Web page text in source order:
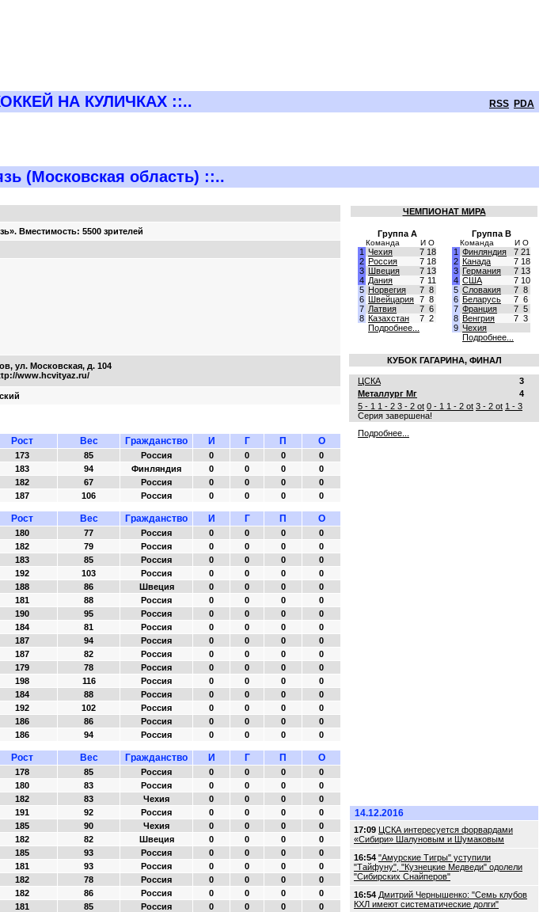
НА КУЛИЧКАХ ::.. RSS PDA
(Московская область) ::..
Вместимость: 5500 зрителей
ул. Московская, д. 104
www.hcvityaz.ru/
Рост Вес Гражданство И Г П О
173 85 Россия 0 0 0
0
183 94 Финляндия 0 0 0
0
182 67 Россия 0 0 0
0
187 106 Россия 0 0 0 0
Рост Вес Гражданство И Г П О
180 77 Россия 0 0 0
0
182 79 Россия 0 0 0
0
183 85 Россия 0 0 0
0
192 103 Россия 0 0 0
0
188 86 Швеция 0 0 0
0
181 88 Россия 0 0 0
0
190 95 Россия 0 0 0
0
184 81 Россия 0 0 0
0
187 94 Россия 0 0 0
0
187 82 Россия 0 0 0
0
179 78 Россия 0 0 0
0
198 116 Россия 0 0 0
0
184 88 Россия 0 0 0
0
192 102 Россия 0 0 0
0
186 86 Россия 0 0 0
0
186 94 Россия 0 0 0 0
Рост Вес Гражданство И Г П О
178 85 Россия 0 0 0
0
180 83 Россия 0 0 0
0
182 83 Чехия 0 0 0
0
191 92 Россия 0 0 0
0
185 90 Чехия 0 0 0
0
182 82 Швеция 0 0 0
0
185 93 Россия 0 0 0
0
181 93 Россия 0 0 0
0
182 78 Россия 0 0 0
0
182 86 Россия 0 0 0
0
181 85 Россия 0 0 0
0
ЧЕМПИОНАТ МИРА
Группа A
Команда И О
1 Чехия 7 18
2 Россия 7 18
3 Швеция 7 13
4 Дания 7 11
5 Норвегия 7 8
6 Швейцария 7 8
7 Латвия 7 6
8 Казахстан 7 2
Подробнее...
Группа B
Команда И О
1 Финляндия 7 21
2 Канада 7 18
3 Германия 7 13
4 США 7 10
5 Словакия 7 8
6 Беларусь 7 6
7 Франция 7 5
8 Венгрия 7 3
9 Чехия
Подробнее...
КУБОК ГАГАРИНА, ФИНАЛ
ЦСКА
3
Металлург Мг
4
5 - 1 1 - 2 3 - 2 ot 0 - 1 1 - 2 ot 3 - 2 ot 1 - 3
Серия завершена!
Подробнее...
14.12.2016
17:09 ЦСКА интересуется форвардами
«Сибири» Шалуновым и Шумаковым
16:54 "Амурские Тигры" уступили
"Тайфуну", "Кузнецкие Медведи" одолели
"Сибирских Снайперов"
16:54 Дмитрий Чернышенко: "Семь клубов
КХЛ имеют систематические долги"